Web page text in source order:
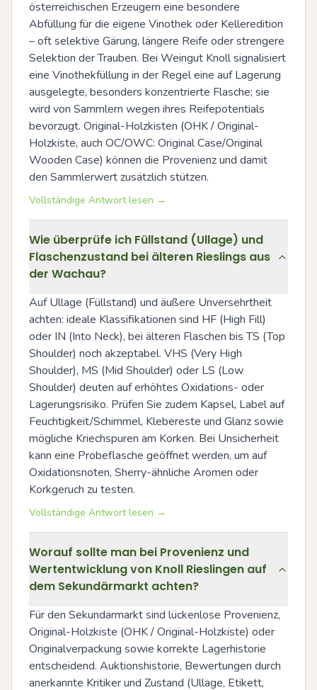
österreichischen Erzeugern eine besondere
Abfüllung für die eigene Vinothek oder Kelleredition
– oft selektive Gärung, längere Reife oder strengere
Selektion der Trauben. Bei Weingut Knoll signalisiert
eine Vinothekfüllung in der Regel eine auf Lagerung
ausgelegte, besonders konzentrierte Flasche; sie
wird von Sammlern wegen ihres Reifepotentials
bevorzugt. Original-Holzkisten (OHK / Original-
Holzkiste, auch OC/OWC: Original Case/Original
Wooden Case) können die Provenienz und damit
den Sammlerwert zusätzlich stützen.
Vollständige Antwort lesen →
Wie überprüfe ich Füllstand (Ullage) und
Flaschenzustand bei älteren Rieslings aus
der Wachau?
Auf Ullage (Füllstand) und äußere Unversehrtheit
achten: ideale Klassifikationen sind HF (High Fill)
oder IN (Into Neck), bei älteren Flaschen bis TS (Top
Shoulder) noch akzeptabel. VHS (Very High
Shoulder), MS (Mid Shoulder) oder LS (Low
Shoulder) deuten auf erhöhtes Oxidations- oder
Lagerungsrisiko. Prüfen Sie zudem Kapsel, Label auf
Feuchtigkeit/Schimmel, Klebereste und Glanz sowie
mögliche Kriechspuren am Korken. Bei Unsicherheit
kann eine Probeflasche geöffnet werden, um auf
Oxidationsnoten, Sherry-ähnliche Aromen oder
Korkgeruch zu testen.
Vollständige Antwort lesen →
Worauf sollte man bei Provenienz und
Wertentwicklung von Knoll Rieslingen auf
dem Sekundärmarkt achten?
Für den Sekundärmarkt sind lückenlose Provenienz,
Original-Holzkiste (OHK / Original-Holzkiste) oder
Originalverpackung sowie korrekte Lagerhistorie
entscheidend. Auktionshistorie, Bewertungen durch
anerkannte Kritiker und Zustand (Ullage, Etikett,